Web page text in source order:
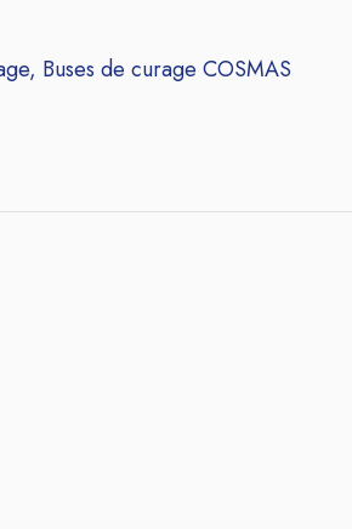
, Buses de curage COSMAS